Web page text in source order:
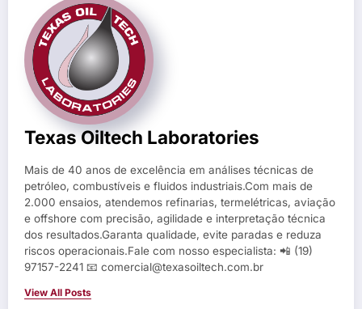
Texas Oiltech Laboratories
Mais de 40 anos de excelência em análises técnicas de
petróleo, combustíveis e fluidos industriais.Com mais de
2.000 ensaios, atendemos refinarias, termelétricas, aviação
e offshore com precisão, agilidade e interpretação técnica
dos resultados.Garanta qualidade, evite paradas e reduza
riscos operacionais.Fale com nosso especialista: 📲 (19)
97157-2241 📧 comercial@texasoiltech.com.br
View All Posts